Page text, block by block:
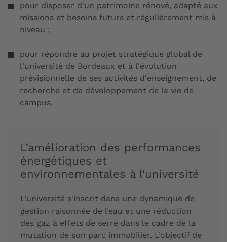
pour disposer d'un patrimoine rénové, adapté aux
missions et besoins futurs et régulièrement mis à
niveau ;
pour répondre au projet stratégique global de
l'université de Bordeaux et à l'évolution
prévisionnelle de ses activités d'enseignement, de
recherche et de développement de la vie de
campus.
L’amélioration des performances
énergétiques et
environnementales à l'université
L’université s'inscrit dans une dynamique de
gestion raisonnée de l’eau et une réduction
des gaz à effets de serre dans le cadre de la
mutation de son parc immobilier. L’objectif de